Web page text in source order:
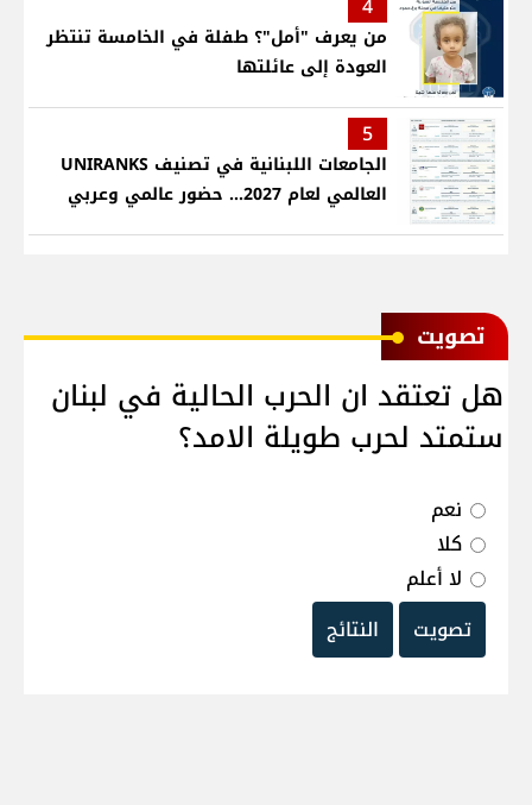
من يعرف "أمل"؟ طفلة في الخامسة تنتظر
العودة إلى عائلتها
5
الجامعات اللبنانية في تصنيف UNIRANKS
العالمي لعام 2027... حضور عالمي وعربي
ﺗﺼﻮﻳﺖ
هل تعتقد ان الحرب الحالية في لبنان
ستمتد لحرب طويلة الامد؟
نعم
كلا
لا أعلم
تصويت
النتائج